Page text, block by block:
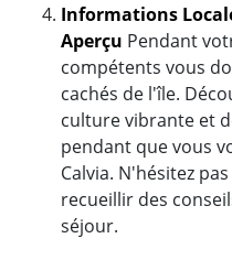
Informations
Aperçu Pendant
compétents vous
cachés de l'île.
culture vibrante et
pendant que vous
Calvia. N'hésitez
recueillir des
séjour.